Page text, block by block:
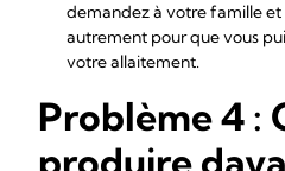
demandez à votre famille et
autrement pour que vous
votre allaitement.
Problème 4 :
produire